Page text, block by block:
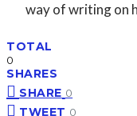
way of writing on
TOTAL
0
SHARES
SHARE 0
TWEET 0